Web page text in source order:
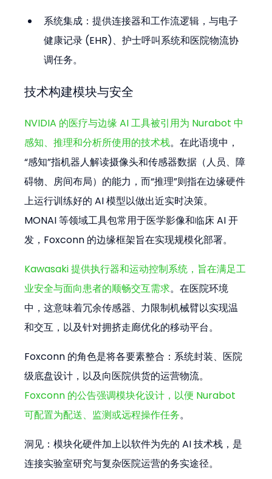
系统集成：提供连接器和工作流逻辑，与电子
健康记录 (EHR)、护士呼叫系统和医院物流协
调任务。
技术构建模块与安全
NVIDIA 的医疗与边缘 AI 工具被引用为 Nurabot 中
感知、推理和分析所使用的技术栈。在此语境中，
“感知”指机器人解读摄像头和传感器数据（人员、障
碍物、房间布局）的能力，而“推理”则指在边缘硬件
上运行训练好的 AI 模型以做出近实时决策。
MONAI 等领域工具包常用于医学影像和临床 AI 开
发，Foxconn 的边缘框架旨在实现规模化部署。
Kawasaki 提供执行器和运动控制系统，旨在满足工
业安全与面向患者的顺畅交互需求。在医院环境
中，这意味着冗余传感器、力限制机械臂以实现温
和交互，以及针对拥挤走廊优化的移动平台。
Foxconn 的角色是将各要素整合：系统封装、医院
级底盘设计，以及向医院供货的运营物流。
Foxconn 的公告强调模块化设计，以便 Nurabot
可配置为配送、监测或远程操作任务。
洞见：模块化硬件加上以软件为先的 AI 技术栈，是
连接实验室研究与复杂医院运营的务实途径。